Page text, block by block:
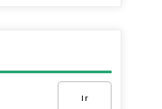
Ir